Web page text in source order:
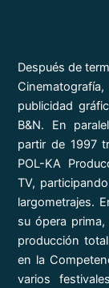
Después de
publicidad
B&N. En
partir de 1997
POL-KA
TV,
largometrajes.
su ópera
producción
en la
varios